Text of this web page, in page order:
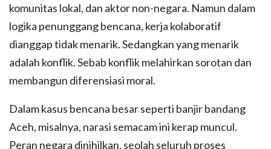
komunitas lokal, dan aktor non-negara. Namun dalam
logika penunggang bencana, kerja kolaboratif
dianggap tidak menarik. Sedangkan yang menarik
adalah konflik. Sebab konflik melahirkan sorotan dan
membangun diferensiasi moral.
Dalam kasus bencana besar seperti banjir bandang
Aceh, misalnya, narasi semacam ini kerap muncul.
Peran negara dinihilkan, seolah seluruh proses